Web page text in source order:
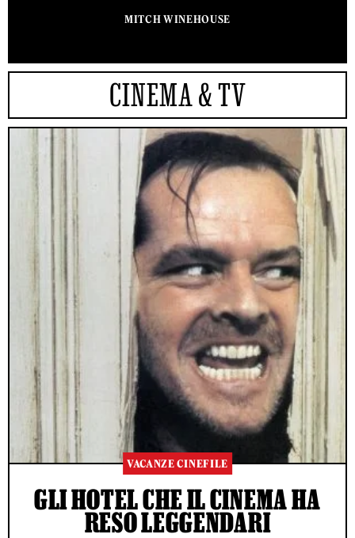
MITCH WINEHOUSE
CINEMA & TV
VACANZE CINEFILE
GLI HOTEL CHE IL CINEMA HA
RESO LEGGENDARI